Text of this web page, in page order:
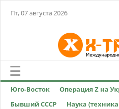
Пт, 07 августа 2026
Юго-Восток Операция Z на
Бывший СССР
Наука